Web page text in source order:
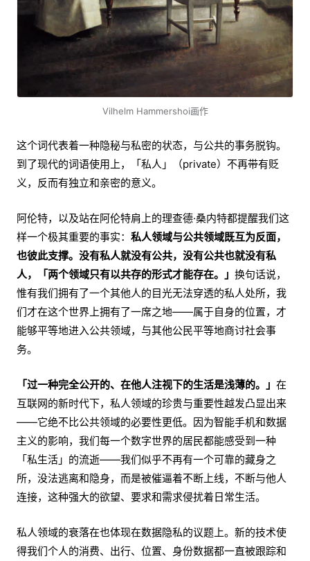
Vilhelm Hammershoi画作
这个词代表着一种隐秘与私密的状态，与公共的事务脱钩。
到了现代的词语使用上，「私人」（private）不再带有贬
义，反而有独立和亲密的意义。
阿伦特，以及站在阿伦特肩上的理查德·桑内特都提醒我们这
样一个极其重要的事实： 私人领域与公共领域既互为反面，
也彼此支撑。没有私人就没有公共，没有公共也就没有私
人，「两个领域只有以共存的形式才能存在。」 换句话说，
惟有我们拥有了一个其他人的目光无法穿透的私人处所，我
们才在这个世界上拥有了一席之地——属于自身的位置，才
能够平等地进入公共领域，与其他公民平等地商讨社会事
务。
「过一种完全公开的、在他人注视下的生活是浅薄的。」 在
互联网的新时代下，私人领域的珍贵与重要性越发凸显出来
——它绝不比公共领域的必要性更低。因为智能手机和数据
主义的影响，我们每一个数字世界的居民都能感受到一种
「私生活」的流逝——我们似乎不再有一个可靠的藏身之
所，没法逃离和隐身，而是被催逼着不断上线，不断与他人
连接，这种强大的欲望、要求和需求侵扰着日常生活。
私人领域的衰落在也体现在数据隐私的议题上。新的技术使
得我们个人的消费、出行、位置、身份数据都一直被跟踪和